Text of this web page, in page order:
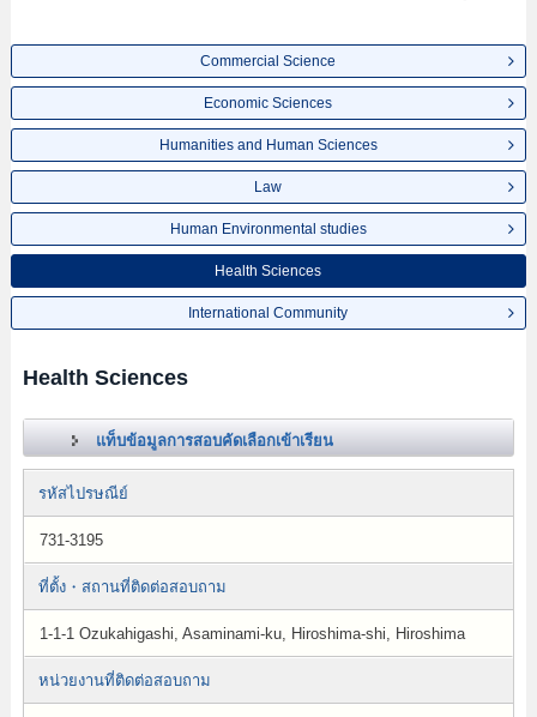
Commercial Science
Economic Sciences
Humanities and Human Sciences
Law
Human Environmental studies
Health Sciences
International Community
Health Sciences
แท็บข้อมูลการสอบคัดเลือกเข้าเรียน
รหัสไปรษณีย์
731-3195
ที่ตั้ง・สถานที่ติดต่อสอบถาม
1-1-1 Ozukahigashi, Asaminami-ku, Hiroshima-shi, Hiroshima
หน่วยงานที่ติดต่อสอบถาม